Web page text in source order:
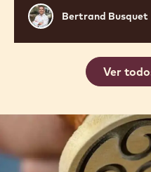
Bertrand
Busquet
Bertrand Busquet
Ver